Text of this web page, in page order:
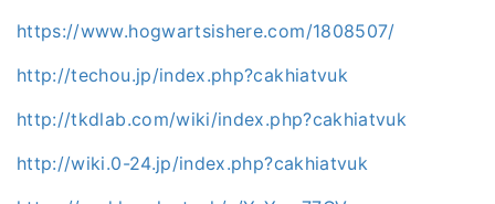
https://www.hogwartsishere.com/1808507/
http://techou.jp/index.php?cakhiatvuk
http://tkdlab.com/wiki/index.php?cakhiatvuk
http://wiki.0-24.jp/index.php?cakhiatvuk